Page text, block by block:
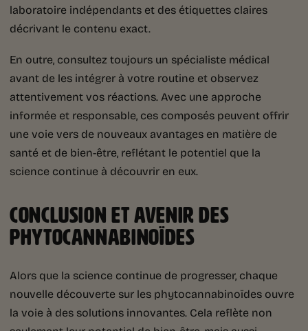
laboratoire indépendants et des étiquettes claires
décrivant le contenu exact.
En outre, consultez toujours un spécialiste médical
avant de les intégrer à votre routine et observez
attentivement vos réactions. Avec une approche
informée et responsable, ces composés peuvent offrir
une voie vers de nouveaux avantages en matière de
santé et de bien-être, reflétant le potentiel que la
science continue à découvrir en eux.
CONCLUSIONET AVENIR DES
PHYTOCANNABINOÏDES
Alors que la science continue de progresser, chaque
nouvelle découverte sur les phytocannabinoïdes ouvre
la voie à des solutions innovantes. Cela reflète non